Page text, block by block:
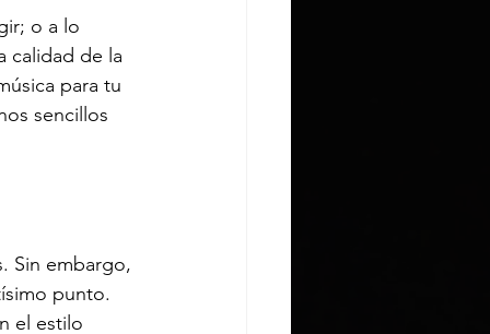
o a lo
calidad de la
para tu
sencillos
Sin embargo,
punto.
el estilo